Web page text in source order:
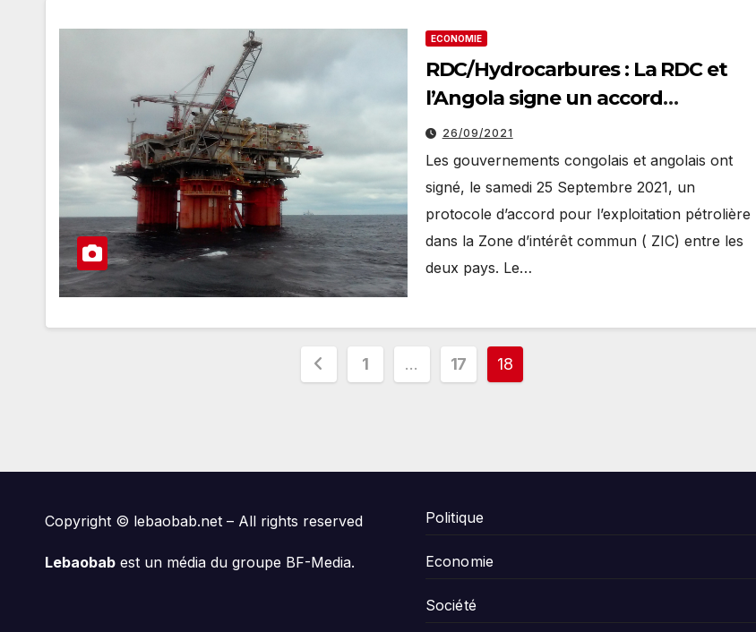
ECONOMIE
RDC/Hydrocarbures : La RDC et
l’Angola signe un accord
d’exploitation pétrolière
26/09/2021
Les gouvernements congolais et angolais ont
signé, le samedi 25 Septembre 2021, un
protocole d’accord pour l’exploitation pétrolière
dans la Zone d’intérêt commun ( ZIC) entre les
deux pays. Le…
Pagination
1 … 17 18
Copyright © lebaobab.net – All rights reserved
Lebaobab est un média du groupe BF-Media.
Politique
Economie
Société